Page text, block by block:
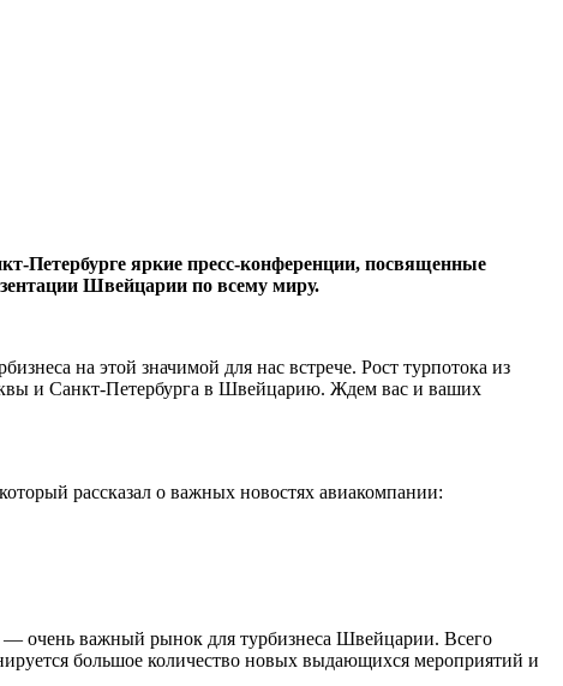
Петербурге яркие пресс-конференции, посвященные
Швейцарии по всему миру.
на этой значимой для нас встрече. Рост турпотока из
и Санкт-Петербурга в Швейцарию. Ждем вас и ваших
рассказал о важных новостях авиакомпании:
— очень важный рынок для турбизнеса Швейцарии. Всего
большое количество новых выдающихся мероприятий и